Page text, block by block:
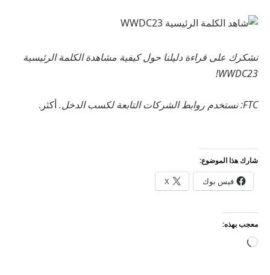
نشكرك على قراءة دليلنا حول كيفية مشاهدة الكلمة الرئيسية
WWDC23!
FTC: نستخدم روابط الشركات التابعة لكسب الدخل. أكثر.
شارك هذا الموضوع:
فيس بوك X
معجب بهذه:
جاري